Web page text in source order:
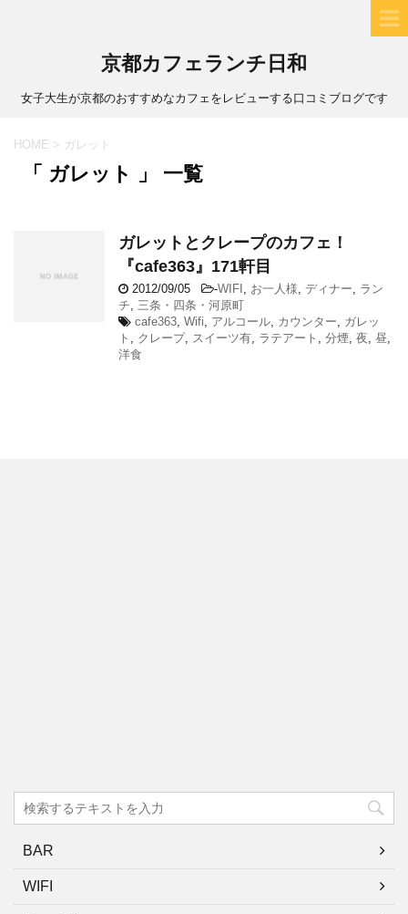
京都カフェランチ日和
女子大生が京都のおすすめなカフェをレビューする口コミブログです
HOME > ガレット
「 ガレット 」 一覧
ガレットとクレープのカフェ！
『cafe363』171軒目
2012/09/05 -WIFI , お一人様, ディナー, ラン
チ, 三条・四条・河原町
cafe363, Wifi, アルコール, カウンター, ガレッ
ト , クレープ, スイーツ有, ラテアート , 分煙, 夜, 昼,
洋食
BAR
WIFI